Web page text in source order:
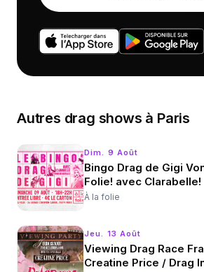
Autres drag shows à Paris
Dim. 9 Août
Bingo Drag de Gigi
Folie! avec Clarabelle!
À la folie
Jeu. 13 Août
Viewing Drag Race
Creatine Price / Drag